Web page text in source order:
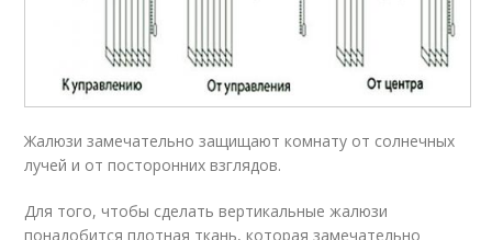
Жалюзи замечательно защищают комнату от солнечных
лучей и от посторонних взглядов.
Для того, чтобы сделать вертикальные жалюзи
понадобится плотная ткань, которая замечательно